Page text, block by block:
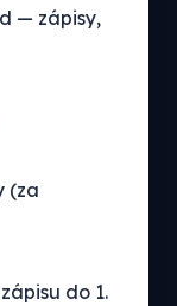
— zápisy,
(za
do 1.